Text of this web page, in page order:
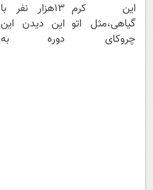
این کرم
گیاهی،مثل اتو
چروکای
13هزار نفر با
این دیدن این
دوره به